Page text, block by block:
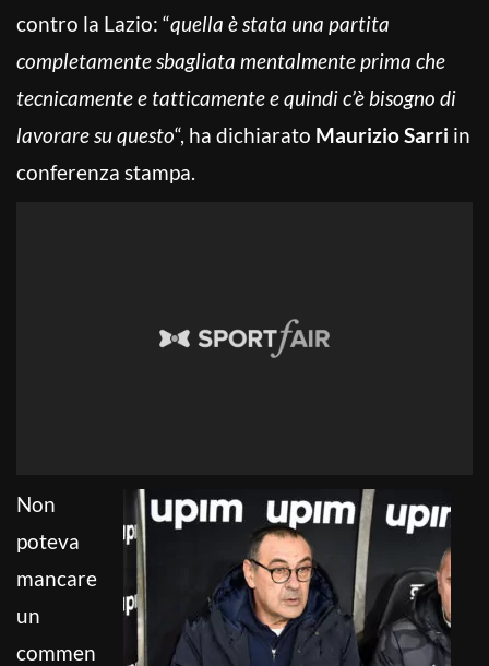
contro la Lazio: “quella è stata una partita
completamente sbagliata mentalmente prima che
tecnicamente e tatticamente e quindi c’è bisogno di
lavorare su questo“, ha dichiarato Maurizio Sarri in
conferenza stampa.
Non
poteva
mancare
un
commen